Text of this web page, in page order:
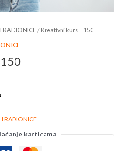
RADIONICE/ Kreativni kurs – 150
I RADIONICE
karticama